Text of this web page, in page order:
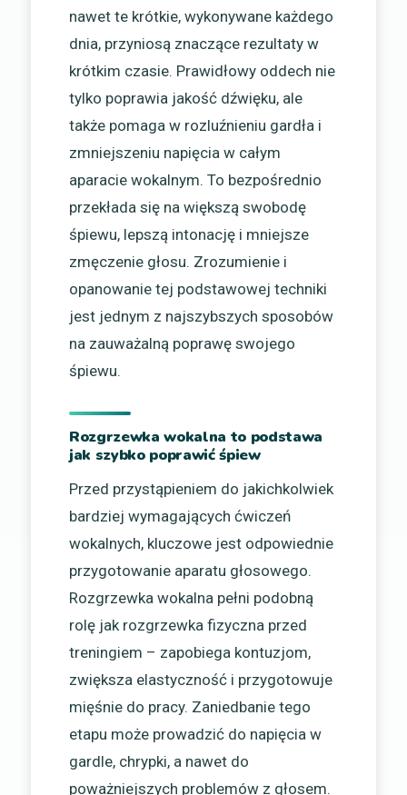
nawet te krótkie, wykonywane każdego
dnia, przyniosą znaczące rezultaty w
krótkim czasie. Prawidłowy oddech nie
tylko poprawia jakość dźwięku, ale
także pomaga w rozluźnieniu gardła i
zmniejszeniu napięcia w całym
aparacie wokalnym. To bezpośrednio
przekłada się na większą swobodę
śpiewu, lepszą intonację i mniejsze
zmęczenie głosu. Zrozumienie i
opanowanie tej podstawowej techniki
jest jednym z najszybszych sposobów
na zauważalną poprawę swojego
śpiewu.
Rozgrzewka wokalna to podstawa
jak szybko poprawić śpiew
Przed przystąpieniem do jakichkolwiek
bardziej wymagających ćwiczeń
wokalnych, kluczowe jest odpowiednie
przygotowanie aparatu głosowego.
Rozgrzewka wokalna pełni podobną
rolę jak rozgrzewka fizyczna przed
treningiem – zapobiega kontuzjom,
zwiększa elastyczność i przygotowuje
mięśnie do pracy. Zaniedbanie tego
etapu może prowadzić do napięcia w
gardle, chrypki, a nawet do
poważniejszych problemów z głosem.